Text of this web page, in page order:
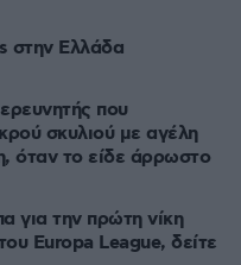
στην Ελλάδα
που
σκυλιού με αγέλη
όταν το είδε άρρωστο
για την πρώτη νίκη
Europa League, δείτε